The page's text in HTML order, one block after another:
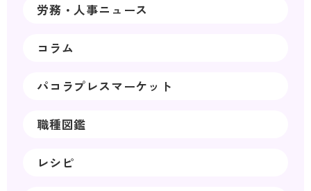
労務・人事ニュース
コラム
パコラプレスマーケット
職種図鑑
レシピ